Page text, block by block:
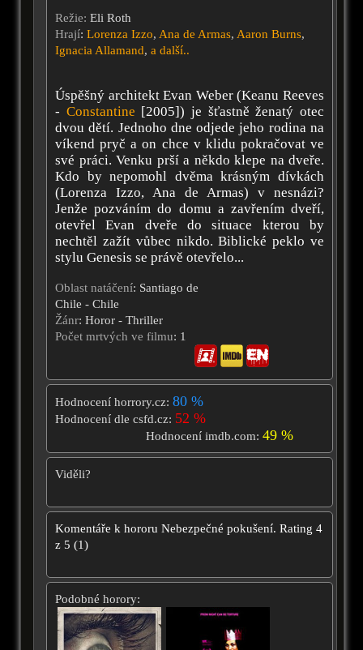
Režie: Eli Roth
Hrají: Lorenza Izzo, Ana de Armas, Aaron Burns,
Ignacia Allamand, a další..
Úspěšný architekt Evan Weber (Keanu Reeves
- Constantine [2005]) je šťastně ženatý otec
dvou dětí. Jednoho dne odjede jeho rodina na
víkend pryč a on chce v klidu pokračovat ve
své práci. Venku prší a někdo klepe na dveře.
Kdo by nepomohl dvěma krásným dívkách
(Lorenza Izzo, Ana de Armas) v nesnázi?
Jenže pozváním do domu a zavřením dveří,
otevřel Evan dveře do situace kterou by
nechtěl zažít vůbec nikdo. Biblické peklo ve
stylu Genesis se právě otevřelo...
Oblast natáčení: Santiago de
Chile - Chile
Žánr: Horor - Thriller
Počet mrtvých ve filmu: 1
Hodnocení horrory.cz: 80 %
Hodnocení dle csfd.cz: 52 %
Hodnocení imdb.com:49 %
Viděli?
Komentáře k hororu Nebezpečné pokušení. Rating 4
z 5 (1)
Podobné horory: